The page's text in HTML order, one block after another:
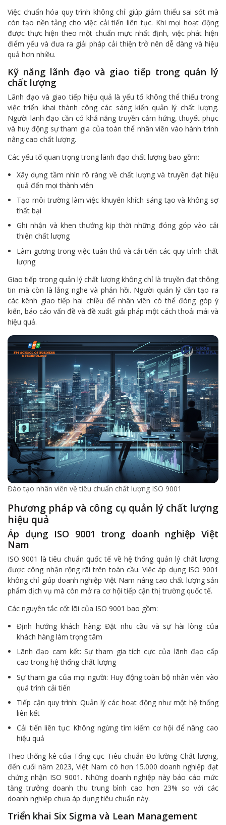
Việc chuẩn hóa quy trình không chỉ giúp giảm thiểu sai sót mà
còn tạo nền tảng cho việc cải tiến liên tục. Khi mọi hoạt động
được thực hiện theo một chuẩn mực nhất định, việc phát hiện
điểm yếu và đưa ra giải pháp cải thiện trở nên dễ dàng và hiệu
quả hơn nhiều.
Kỹ năng lãnh đạo và giao tiếp trong quản lý
chất lượng
Lãnh đạo và giao tiếp hiệu quả là yếu tố không thể thiếu trong
việc triển khai thành công các sáng kiến quản lý chất lượng.
Người lãnh đạo cần có khả năng truyền cảm hứng, thuyết phục
và huy động sự tham gia của toàn thể nhân viên vào hành trình
nâng cao chất lượng.
Các yếu tố quan trọng trong lãnh đạo chất lượng bao gồm:
Xây dựng tầm nhìn rõ ràng về chất lượng và truyền đạt hiệu
quả đến mọi thành viên
Tạo môi trường làm việc khuyến khích sáng tạo và không sợ
thất bại
Ghi nhận và khen thưởng kịp thời những đóng góp vào cải
thiện chất lượng
Làm gương trong việc tuân thủ và cải tiến các quy trình chất
lượng
Giao tiếp trong quản lý chất lượng không chỉ là truyền đạt thông
tin mà còn là lắng nghe và phản hồi. Người quản lý cần tạo ra
các kênh giao tiếp hai chiều để nhân viên có thể đóng góp ý
kiến, báo cáo vấn đề và đề xuất giải pháp một cách thoải mái và
hiệu quả.
Đào tạo nhân viên về tiêu chuẩn chất lượng ISO 9001
Phương pháp và công cụ quản lý chất lượng
hiệu quả
Áp dụng ISO 9001 trong doanh nghiệp Việt
Nam
ISO 9001 là tiêu chuẩn quốc tế về hệ thống quản lý chất lượng
được công nhận rộng rãi trên toàn cầu. Việc áp dụng ISO 9001
không chỉ giúp doanh nghiệp Việt Nam nâng cao chất lượng sản
phẩm dịch vụ mà còn mở ra cơ hội tiếp cận thị trường quốc tế.
Các nguyên tắc cốt lõi của ISO 9001 bao gồm:
Định hướng khách hàng: Đặt nhu cầu và sự hài lòng của
khách hàng làm trọng tâm
Lãnh đạo cam kết: Sự tham gia tích cực của lãnh đạo cấp
cao trong hệ thống chất lượng
Sự tham gia của mọi người: Huy động toàn bộ nhân viên vào
quá trình cải tiến
Tiếp cận quy trình: Quản lý các hoạt động như một hệ thống
liên kết
Cải tiến liên tục: Không ngừng tìm kiếm cơ hội để nâng cao
hiệu quả
Theo thống kê của Tổng cục Tiêu chuẩn Đo lường Chất lượng,
đến cuối năm 2023, Việt Nam có hơn 15.000 doanh nghiệp đạt
chứng nhận ISO 9001. Những doanh nghiệp này báo cáo mức
tăng trưởng doanh thu trung bình cao hơn 23% so với các
doanh nghiệp chưa áp dụng tiêu chuẩn này.
Triển khai Six Sigma và Lean Management